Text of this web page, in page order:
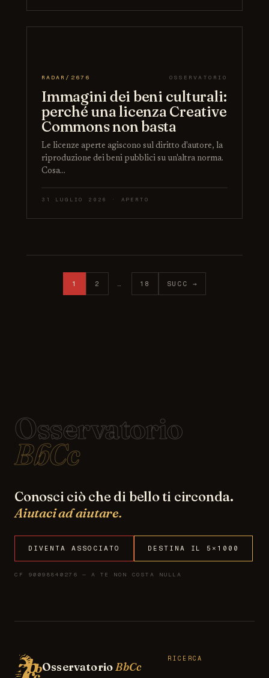
RADAR/2676 OSSERVATORIO
Immagini dei beni culturali:
perché una licenza Creative
Commons non basta
Le licenze aperte agiscono sul diritto d'autore, la
riproduzione dei beni pubblici su un'altra norma.
Cosa…
31 LUGLIO 2026 · APERTO
Paginazione degli articoli
1 2 18 SUCC →
Osservatorio
BbCc
Conosci ciò che di bello ti circonda.
Aiutaci ad aiutare.
DIVENTA ASSOCIATO DESTINA IL 5×1000
CF 90098840276 — A TE NON COSTA NULLA
OsservatorioBbCc
RICERCA